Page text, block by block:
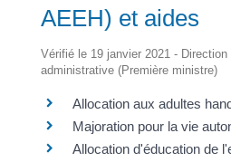
AEEH) et aides
Vérifié le 19 janvier 2021 -
administrative (Première ministre)
Allocation aux adultes
Majoration pour la vie
Allocation d'éducation de